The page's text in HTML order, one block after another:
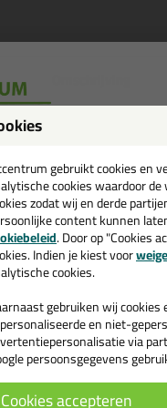
It Silicon
de Seal-It Silicon 218 in
je meer weten over de
gebruikt cookies en
cookies waardoor
zodat wij en derde
content kunnen
. Door op "Cookies
Indien je kiest voor
cookies.
gebruiken wij
en niet-
via
persoonsgegevens
Cookies accepteren
💚
en ontvang een
€35,-bij je eerste bestelling!
de actiecode ›